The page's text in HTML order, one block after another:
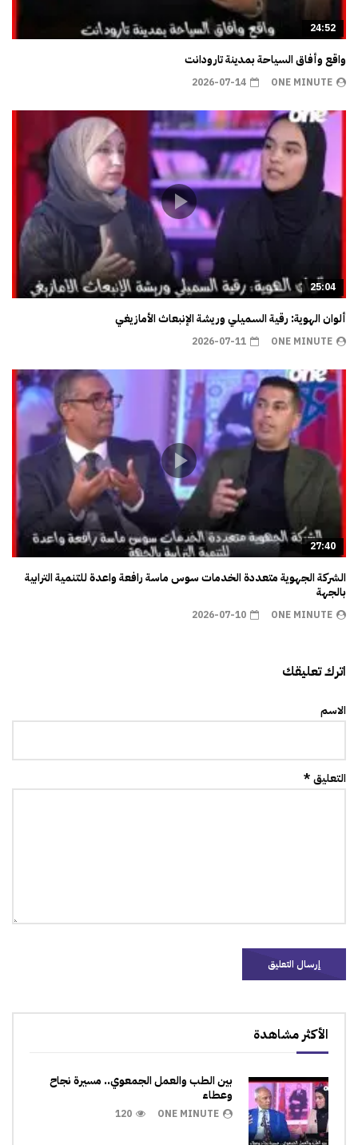
24:52
واقع وأفاق السياحة بمدينة تارودانت
ONE MINUTE
2026-07-14
25:04
ألوان الهوية: رقية السميلي وريشة الإنبعاث الأمازيغي
ONE MINUTE
2026-07-11
27:40
الشركة الجهوية متعددة الخدمات سوس ماسة رافعة واعدة للتنمية الترابية
بالجهة
ONE MINUTE
2026-07-10
اترك تعليقك
الاسم
التعليق *
الأكثر مشاهدة
بين الطب والعمل الجمعوي.. مسيرة نجاح
وعطاء
ONE MINUTE
120